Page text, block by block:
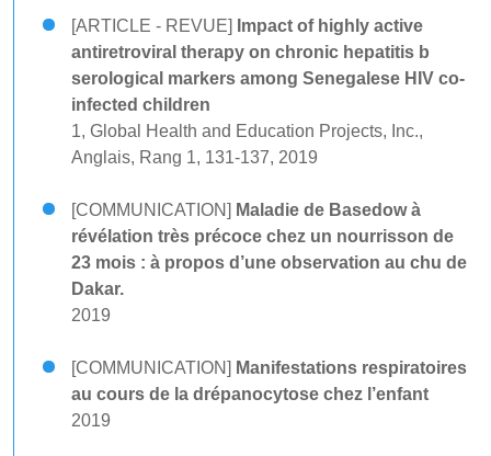
[ARTICLE - REVUE]
Impact of highly active
antiretroviral therapy on chronic hepatitis b
serological markers among Senegalese HIV co-
infected children
1, Global Health and Education Projects, Inc.,
Anglais, Rang 1, 131-137, 2019
[COMMUNICATION] Maladie de Basedow à
révélation très précoce chez un nourrisson de
23 mois : à propos d’une observation au chu de
Dakar.
2019
[COMMUNICATION] Manifestations respiratoires
au cours de la drépanocytose chez l’enfant
2019